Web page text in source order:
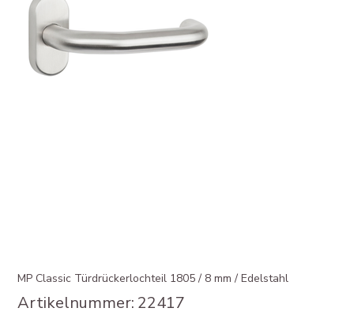
MP Classic Türdrückerlochteil 1805 / 8 mm / Edelstahl
Artikelnummer:
Artikelnummer:
22417
22417